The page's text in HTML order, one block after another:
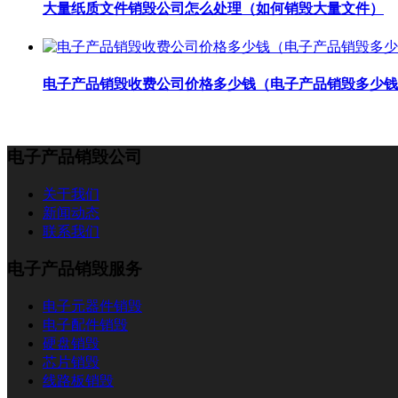
大量纸质文件销毁公司怎么处理（如何销毁大量文件）
电子产品销毁收费公司价格多少钱（电子产品销毁多少
电子产品销毁公司
关于我们
新闻动态
联系我们
电子产品销毁服务
电子元器件销毁
电子配件销毁
硬盘销毁
芯片销毁
线路板销毁